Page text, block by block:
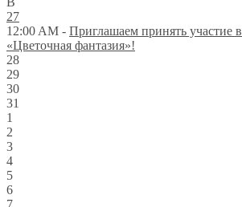
27
12:00 AM - Приглашаем принять участие
«Цветочная фантазия»!
28
29
30
31
1
2
3
4
5
6